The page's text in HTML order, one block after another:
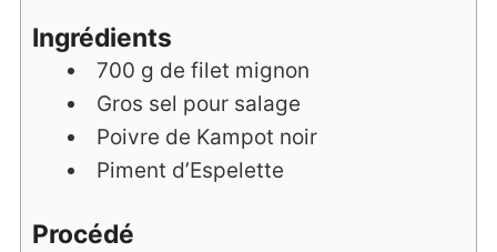
Ingrédients
700 g de filet mignon
Gros sel pour salage
Poivre de Kampot noir
Piment d’Espelette
Procédé